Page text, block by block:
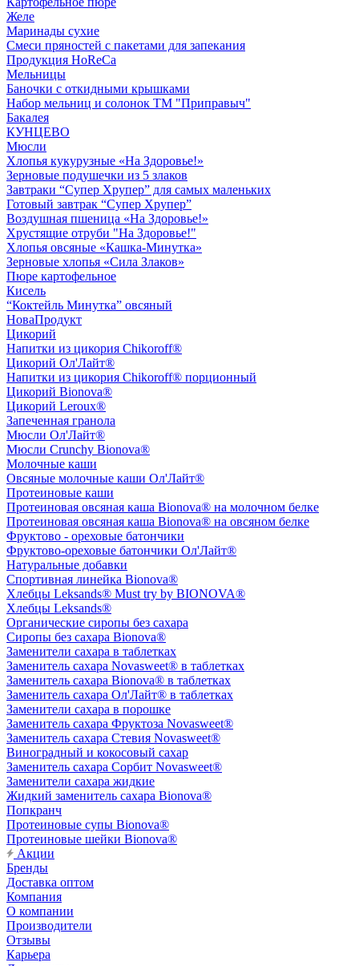
Желе
Маринады сухие
Смеси пряностей с пакетами для запекания
Продукция HoReCa
Мельницы
Баночки с откидными крышками
Набор мельниц и солонок ТМ "Приправыч"
Бакалея
КУНЦЕВО
Мюсли
Хлопья кукурузные «На Здоровье!»
Зерновые подушечки из 5 злаков
Завтраки “Супер Хрупер” для самых маленьких
Готовый завтрак “Супер Хрупер”
Воздушная пшеница «На Здоровье!»
Хрустящие отруби "На Здоровье!"
Хлопья овсяные «Кашка-Минутка»
Зерновые хлопья «Сила Злаков»
Пюре картофельное
Кисель
“Коктейль Минутка” овсяный
НоваПродукт
Цикорий
Напитки из цикория Chikoroff®
Цикорий Ол'Лайт®
Напитки из цикория Chikoroff® порционный
Цикорий Bionova®
Цикорий Leroux®
Запеченная гранола
Мюсли Ол'Лайт®
Мюсли Crunchy Bionova®
Молочные каши
Овсяные молочные каши Ол'Лайт®
Протеиновые каши
Протеиновая овсяная каша Bionova® на молочном белке
Протеиновая овсяная каша Bionova® на овсяном белке
Фруктово - ореховые батончики
Фруктово-ореховые батончики Ол'Лайт®
Натуральные добавки
Спортивная линейка Bionova®
Хлебцы Leksands® Must try by BIONOVA®
Хлебцы Leksands®
Органические сиропы без сахара
Сиропы без сахара Bionova®
Заменители сахара в таблетках
Заменитель сахара Novasweet® в таблетках
Заменитель сахара Bionova® в таблетках
Заменитель сахара Ол'Лайт® в таблетках
Заменители сахара в порошке
Заменитель сахара Фруктоза Novasweet®
Заменитель сахара Стевия Novasweet®
Виноградный и кокосовый сахар
Заменитель сахара Сорбит Novasweet®
Заменители сахара жидкие
Жидкий заменитель сахара Bionova®
Попкранч
Протеиновые супы Bionova®
Протеиновые шейки Bionova®
Акции
Бренды
Доставка оптом
Компания
О компании
Производители
Отзывы
Карьера